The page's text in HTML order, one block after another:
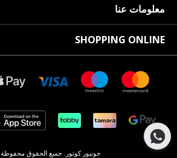
معلومات عنا
SHOPPING ONLINE
جونيور كوتور. جميع الحقوق محفوظة 2022.